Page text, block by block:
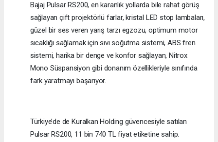
Bajaj Pulsar RS200, en karanlık yollarda bile rahat görüş
sağlayan çift projektörlü farlar, kristal LED stop lambaları,
güzel bir ses veren yarış tarzı egzozu, optimum motor
sıcaklığı sağlamak için sıvı soğutma sistemi, ABS fren
sistemi, harika bir denge ve konfor sağlayan, Nitrox
Mono Süspansiyon gibi donanım özellikleriyle sınıfında
fark yaratmayı başarıyor.
Türkiye’de de Kuralkan Holding güvencesiyle satılan
Pulsar RS200, 11 bin 740 TL fiyat etiketine sahip.